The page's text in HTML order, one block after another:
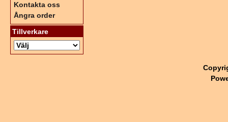
Kontakta oss
Ångra order
Tillverkare